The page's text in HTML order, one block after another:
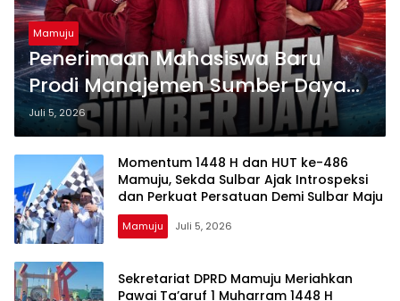
Mamuju
Penerimaan Mahasiswa Baru
Prodi Manajemen Sumber Daya
Perairan Universitas
Muhammadiyah Mamuju Resmi
Dibuka
Juli 5, 2026
Momentum 1448 H dan HUT ke-486
Mamuju, Sekda Sulbar Ajak Introspeksi
dan Perkuat Persatuan Demi Sulbar Maju
Mamuju Juli 5, 2026
Sekretariat DPRD Mamuju Meriahkan
Pawai Ta’aruf 1 Muharram 1448 H